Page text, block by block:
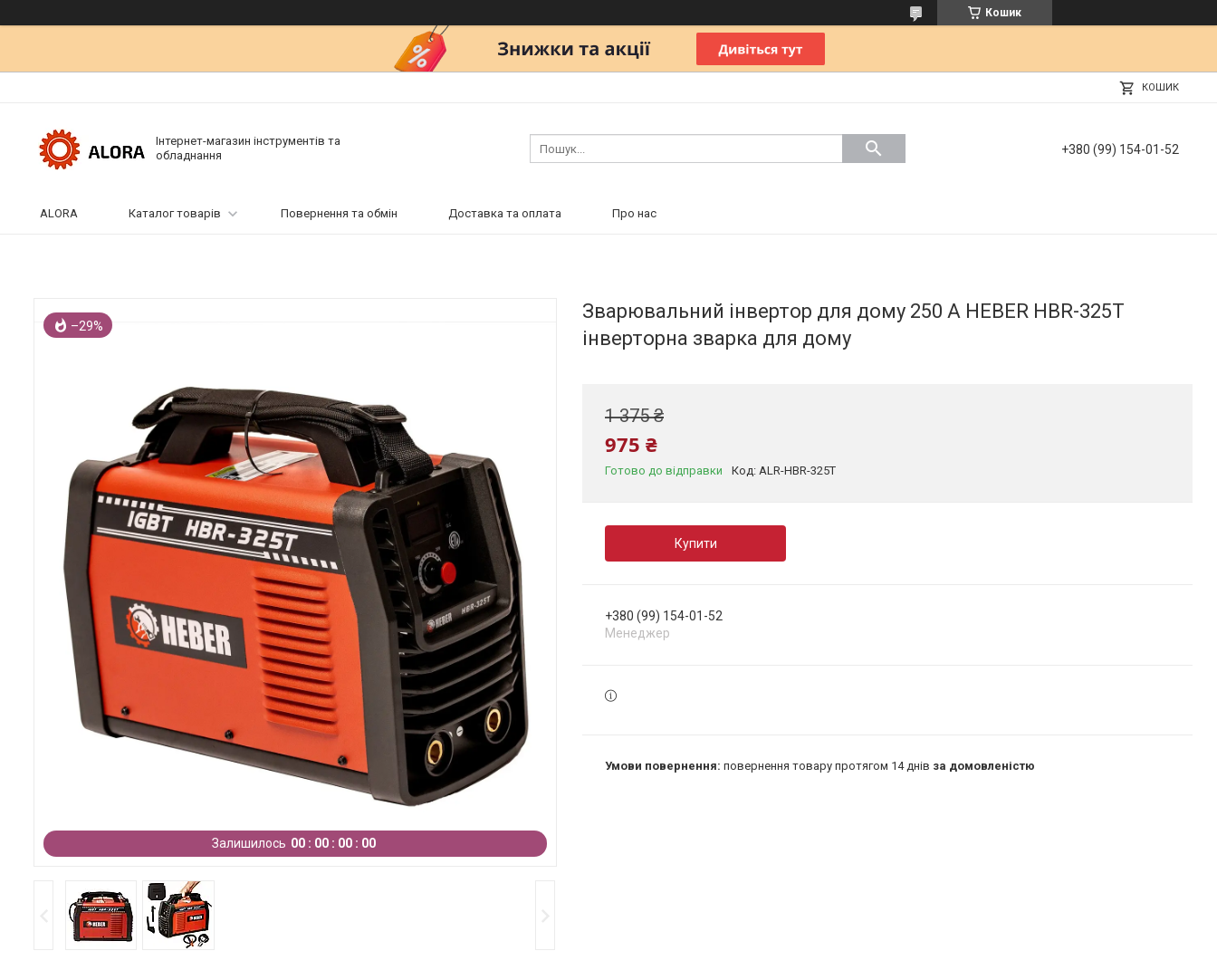
Кошик
КОШИК
Інтернет-магазин інструментів та
обладнання
+380 (99) 154-01-52
ALORA Каталог товарів Повернення та обмін Доставка та оплата Про нас
Залишилось 00 00 00 00
–29%
Зварювальний інвертор для дому 250 А HEBER HBR-325T
інверторна зварка для дому
1 375 ₴
975 ₴
Готово до відправки Код: ALR-HBR-325T
Купити
+380 (99) 154-01-52
Менеджер
повернення товару протягом 14 днів за домовленістю